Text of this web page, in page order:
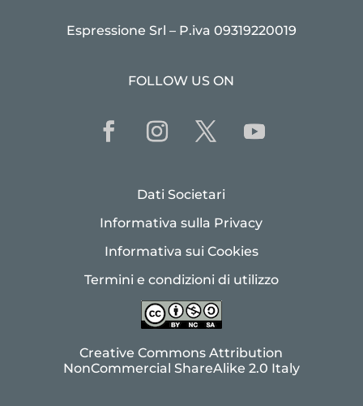
Espressione Srl – P.iva 09319220019
FOLLOW US ON
Dati Societari
Informativa sulla Privacy
Informativa sui Cookies
Termini e condizioni di utilizzo
Creative Commons Attribution
NonCommercial ShareAlike 2.0 Italy